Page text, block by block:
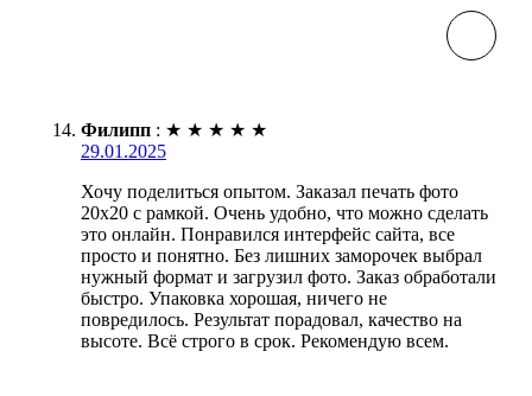
Филипп : ★ ★ ★ ★ ★
29.01.2025
Хочу поделиться опытом. Заказал печать фото
20х20 с рамкой. Очень удобно, что можно сделать
это онлайн. Понравился интерфейс сайта, все
просто и понятно. Без лишних заморочек выбрал
нужный формат и загрузил фото. Заказ обработали
быстро. Упаковка хорошая, ничего не
повредилось. Результат порадовал, качество на
высоте. Всё строго в срок. Рекомендую всем.